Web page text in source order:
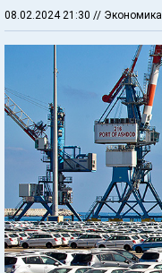
08.02.2024 21:30 // Экономика